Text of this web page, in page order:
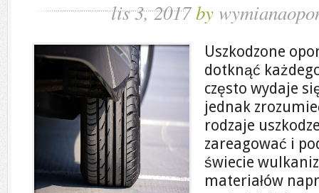
lis 3, 2017by
Uszkodzone
dotknąć
często wydaje
jednak
rodzaje
zareagować i
świecie
materiałów